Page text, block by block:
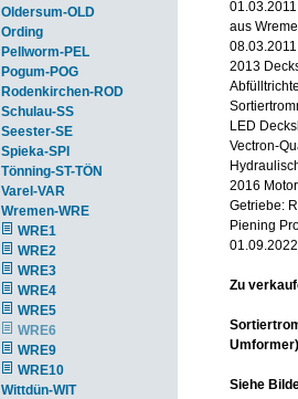
Oldersum-OLD
Ording
Pellworm-PEL
Pogum-POG
Rodenkirchen-ROD
Schulau-SS
Seester-SE
Spieka-SPI
Tönning-ST-TÖN
Varel-VAR
Wremen-WRE
WRE1
WRE2
WRE3
WRE4
WRE5
WRE6
WRE9
WRE10
Wittdün-WIT
aus
2013
LED
Vectron-
2016
Getriebe:
Piening
Zu
Siehe